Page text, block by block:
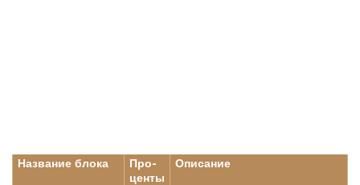
Название блока
Про-
центы
Описание